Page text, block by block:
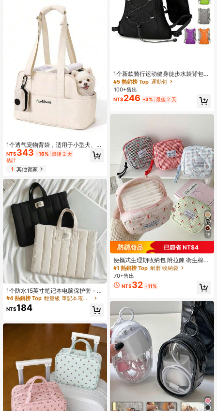
1个透气宠物背袋，适用于小型犬、兔
子、猫咪，带大口袋，棉质面料，软
边设计，可折叠，适合旅行、户外露
营和野外活动，小型犬适用，可拆卸
清洗，车载舒适宠物座椅
NT$343 -16% 最後 2 天
估計
1其他賣家
1个防水15英寸笔记本电脑保护套 - 防
震便携包，加厚大容量平板电脑包
（黑/白）笔记本电脑包 笔记本电脑套
笔记本电脑保护套 笔记本电脑保护套
#4 熱銷榜 Top
輕量級 筆記本電腦包
回購率高的顧客
#4 熱銷榜 Top
輕量級 筆記本電腦包
回購率高的顧客
#4 熱銷榜 Top
輕量級 筆記本電腦包
回購率高的顧客
#4 熱銷榜 Top
NT$184
1个新款骑行运动健身徒步水袋背包，
透气轻便超轻越野跑背包，户外旅行
背包
#5 熱銷榜 Top 運動包
100+售出
NT$246 -3% 最後 2 天
15
已節省 NT$4
便攜式生理期收納包 附拉鍊 衛生棉與
棉條收納盒 多功能化妝包 郵輪房用
返校旅行必備配件 女士禮物
#1 熱銷榜 Top 耐磨 收納袋
回購率高的顧客
#1 熱銷榜 Top 耐磨 收納袋
回購率高的顧客
#1 熱銷榜 Top 耐磨 收納袋
回購率高的顧客
#1 熱銷榜 Top
回購率高的顧客
70+售出
NT$32 -11%